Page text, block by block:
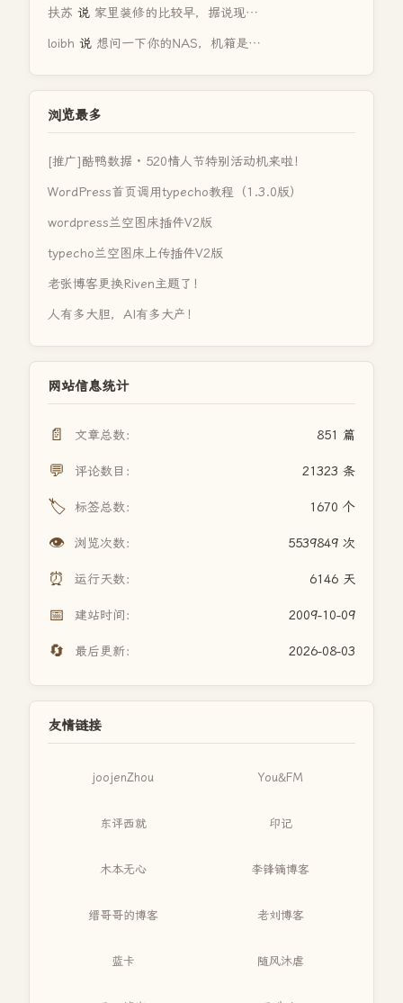
扶苏 说 家里装修的比较早，据说现…
loibh 说 想问一下你的NAS，机箱是…
浏览最多
[推广]酷鸭数据 · 520情人节特别活动机来啦！
WordPress首页调用typecho教程（1.3.0版）
wordpress兰空图床插件V2版
typecho兰空图床上传插件V2版
老张博客更换Riven主题了！
人有多大胆，AI有多大产！
网站信息统计
📄 文章总数： 851 篇
💬 评论数目： 21323 条
🏷️ 标签总数： 1670 个
👁️ 浏览次数： 5539849 次
⏰ 运行天数： 6146 天
📅 建站时间： 2009-10-09
🔄 最后更新： 2026-08-03
友情链接
joojenZhou You&FM
东评西就 印记
木本无心 李锋镝博客
缙哥哥的博客 老刘博客
蓝卡 随风沐虐